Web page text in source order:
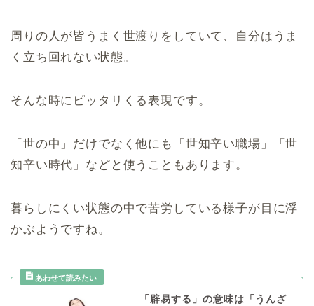
周りの人が皆うまく世渡りをしていて、自分はうま
く立ち回れない状態。
そんな時にピッタリくる表現です。
「世の中」だけでなく他にも「世知辛い職場」「世
知辛い時代」などと使うこともあります。
暮らしにくい状態の中で苦労している様子が目に浮
かぶようですね。
「辟易する」の意味は「うんざ